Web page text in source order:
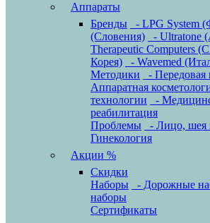
Аппараты
Бренды
- LPG System
(Словения)
- Ultratone
Therapeutic Computers
Корея)
- Wavemed
Методики
- Передовая
Аппаратная
технологии
-
реабилитация
Проблемы
- Лицо, шея
Гинекология
Акции %
Скидки
Наборы
- Дорожные
наборы
Сертификаты